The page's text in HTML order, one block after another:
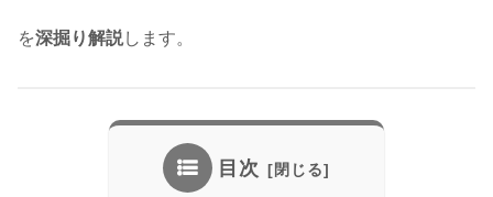
を深掘り解説します。
目次